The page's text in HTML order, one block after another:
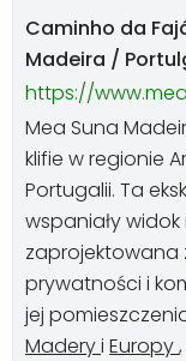
Caminho da
Madeira /
https://
Mea Suna
klifie w regionie
Portugalii. Ta
wspaniały
zaprojektowana
prywatności i
jej
Maderyi Europy